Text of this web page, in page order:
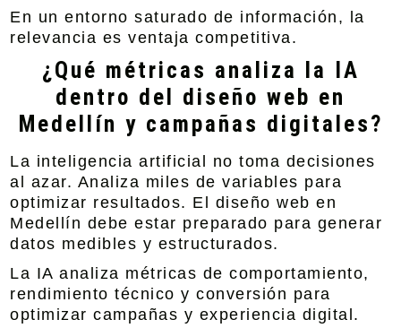
En un entorno saturado de información, la
relevancia es ventaja competitiva.
¿Qué métricas analiza la IA
dentro del diseño web en
Medellín y campañas digitales?
La inteligencia artificial no toma decisiones
al azar. Analiza miles de variables para
optimizar resultados. El diseño web en
Medellín debe estar preparado para generar
datos medibles y estructurados.
La IA analiza métricas de comportamiento,
rendimiento técnico y conversión para
optimizar campañas y experiencia digital.